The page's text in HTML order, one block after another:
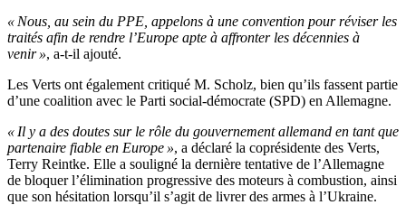
« Nous, au sein du PPE, appelons à une convention pour réviser les
traités afin de rendre l’Europe apte à affronter les décennies à
venir », a-t-il ajouté.
Les Verts ont également critiqué M. Scholz, bien qu’ils fassent partie
d’une coalition avec le Parti social-démocrate (SPD) en Allemagne.
« Il y a des doutes sur le rôle du gouvernement allemand en tant que
partenaire fiable en Europe », a déclaré la coprésidente des Verts,
Terry Reintke. Elle a souligné la dernière tentative de l’Allemagne
de bloquer l’élimination progressive des moteurs à combustion, ainsi
que son hésitation lorsqu’il s’agit de livrer des armes à l’Ukraine.